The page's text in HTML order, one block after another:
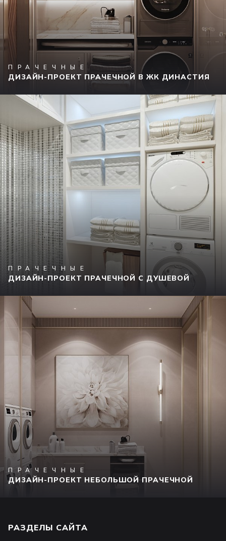
ПРАЧЕЧНЫЕ
ДИЗАЙН-ПРОЕКТ ПРАЧЕЧНОЙ В ЖК ДИНАСТИЯ
ПРАЧЕЧНЫЕ
ДИЗАЙН-ПРОЕКТ ПРАЧЕЧНОЙ С ДУШЕВОЙ
ПРАЧЕЧНЫЕ
ДИЗАЙН-ПРОЕКТ НЕБОЛЬШОЙ ПРАЧЕЧНОЙ
РАЗДЕЛЫ САЙТА